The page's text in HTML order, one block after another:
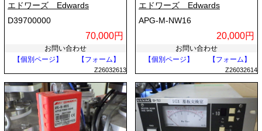
エドワーズ Edwards
D39700000
70,000円
お問い合わせ
【個別ページ】
【フォーム】
Z26032613
エドワーズ Edwards
APG-M-NW16
20,000円
お問い合わせ
【個別ページ】
【フォーム】
Z26032614